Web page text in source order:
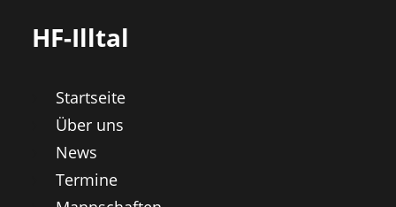
HF-Illtal
Startseite
Über uns
News
Termine